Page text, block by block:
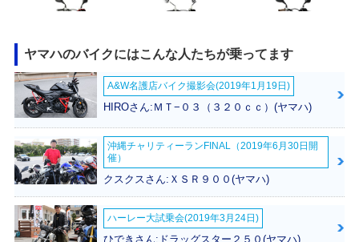
2013年 VOX Limit
ed・特別・限定仕
様
2012年 VOX DEL
UXE・カラーチェ
ンジ
2012年 VOX・カラ
ーチェンジ
2009年 VOX・マイ
2009年 VOX DEL
2007年 VOX DEL
ヤマハのバイクにはこんな人たちが乗ってます
A&W名護店バイク撮影会(2019年1月19日)
HIROさん:ＭＴ−０３（３２０ｃｃ）(ヤマハ)
沖縄チャリティーランFINAL（2019年6月30日開
催）
クスクスさん:ＸＳＲ９００(ヤマハ)
ハーレー大試乗会(2019年3月24日)
ひできさん:ドラッグスター２５０(ヤマハ)